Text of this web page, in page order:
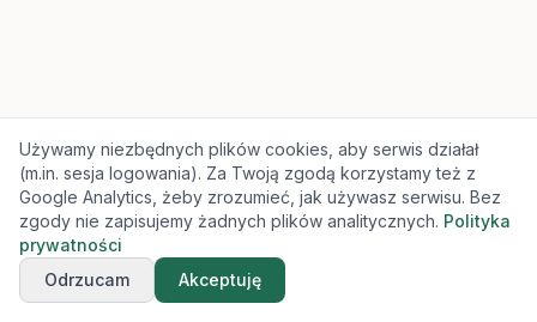
Używamy niezbędnych plików cookies, aby serwis działał
(m.in. sesja logowania). Za Twoją zgodą korzystamy też z
Google Analytics, żeby zrozumieć, jak używasz serwisu. Bez
zgody nie zapisujemy żadnych plików analitycznych. Polityka
prywatności
Odrzucam
Akceptuję